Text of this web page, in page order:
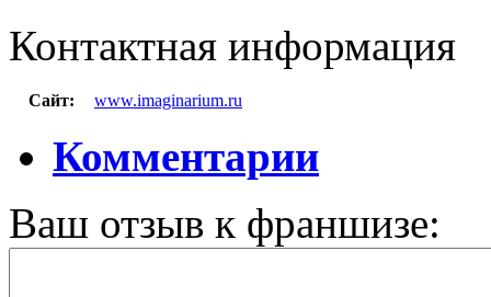
Контактная информация
Сайт: www.imaginarium.ru
Комментарии
Ваш отзыв к франшизе: